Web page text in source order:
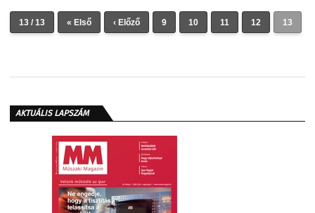
13 / 13 « Első ‹ Előző 9 10 11 12 13
AKTUÁLIS LAPSZÁM